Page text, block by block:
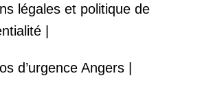
légales et politique de
|
d’urgence Angers |